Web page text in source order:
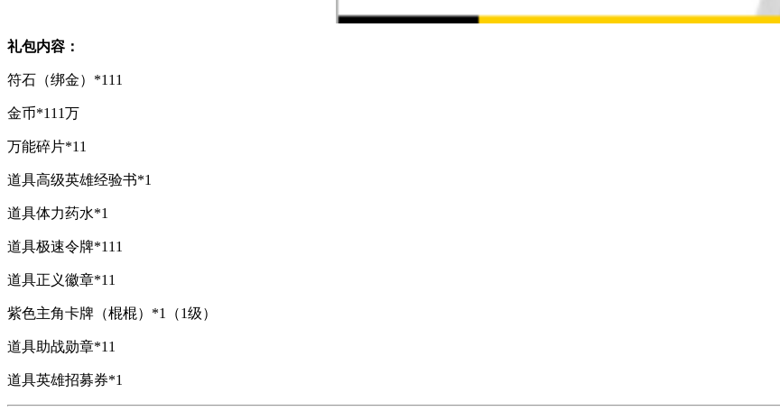
礼包内容：
符石（绑金）*111
金币*111万
万能碎片*11
道具高级英雄经验书*1
道具体力药水*1
道具极速令牌*111
道具正义徽章*11
紫色主角卡牌（棍棍）*1（1级）
道具助战勋章*11
道具英雄招募券*1